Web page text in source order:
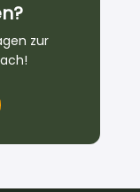
zur